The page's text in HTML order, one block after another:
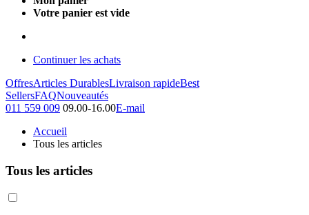
Votre panier est vide
Continuer les achats
OffresArticles DurablesLivraison rapideBest
SellersFAQNouveautés
011 559 009 09.00-16.00E-mail
Accueil
Tous les articles
Tous les articles